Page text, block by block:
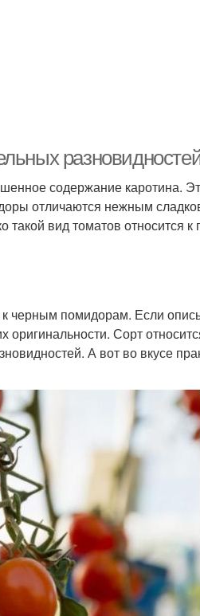
содержание каротина.
отличаются нежным
вид томатов относится
черным помидорам. Если
оригинальности. Сорт
А вот во вкусе